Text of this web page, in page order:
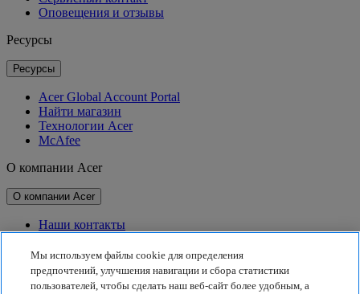
Оповещения и отзывы
Ресурсы
Ресурсы
Acer Global Account Portal
Найти магазин
Технологии Acer
McAfee
О компании Acer
О компании Acer
Наши контакты
Для прессы
Награды
Мероприятия
Мы используем файлы cookie для определения
предпочтений, улучшения навигации и сбора статистики
пользователей, чтобы сделать наш веб-сайт более удобным, а